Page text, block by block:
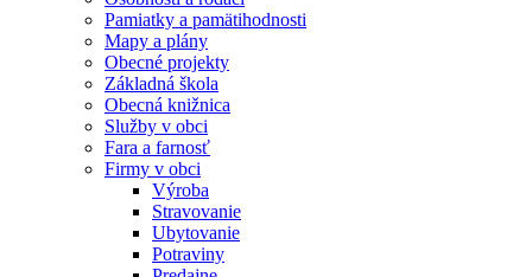
Pamiatky a pamätihodnosti
Mapy a plány
Obecné projekty
Základná škola
Obecná knižnica
Služby v obci
Fara a farnosť
Firmy v obci
Výroba
Stravovanie
Ubytovanie
Potraviny